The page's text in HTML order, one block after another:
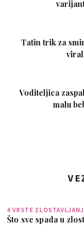
Tatin trik za
Voditeljica
malu
4 VRSTE
Što sve spada u